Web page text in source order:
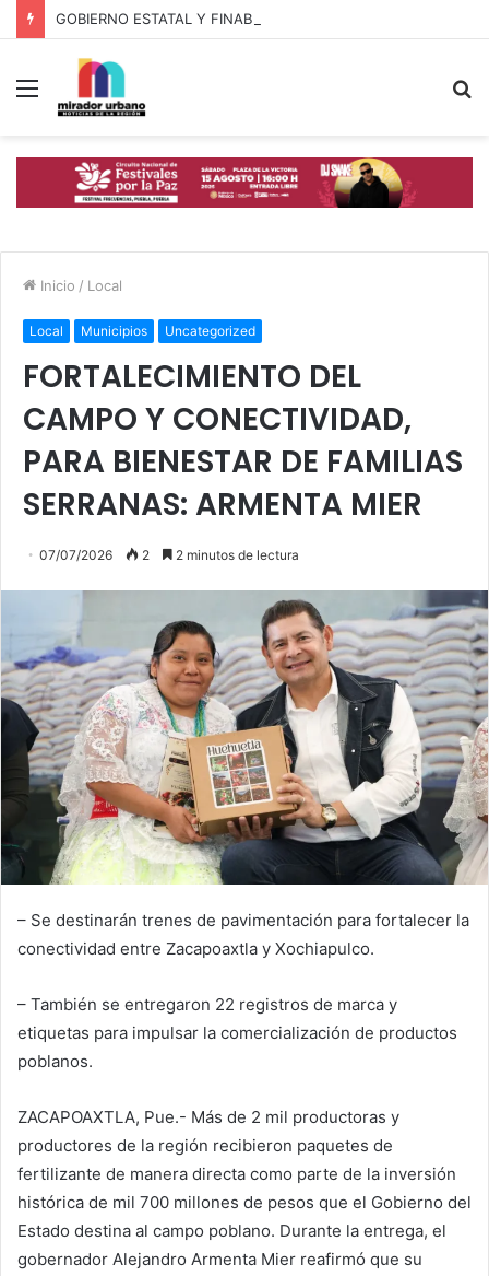
Menú
Inicio / Local
Local Municipios Uncategorized
FORTALECIMIENTO DEL
CAMPO Y CONECTIVIDAD,
PARA BIENESTAR DE FAMILIAS
SERRANAS: ARMENTA MIER
07/07/2026 2 2 minutos de lectura
– Se destinarán trenes de pavimentación para fortalecer la
conectividad entre Zacapoaxtla y Xochiapulco.
– También se entregaron 22 registros de marca y
etiquetas para impulsar la comercialización de productos
poblanos.
ZACAPOAXTLA, Pue.- Más de 2 mil productoras y
productores de la región recibieron paquetes de
fertilizante de manera directa como parte de la inversión
histórica de mil 700 millones de pesos que el Gobierno del
Estado destina al campo poblano. Durante la entrega, el
gobernador Alejandro Armenta Mier reafirmó que su